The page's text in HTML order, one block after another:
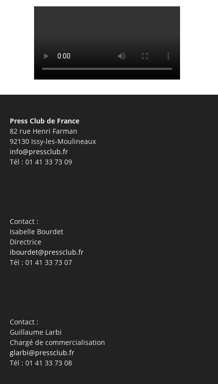
Press Club de France
82 rue Henri Farman
92130 Issy-les-Moulineaux
info@pressclub.fr
Tél : 01 41 33 73 09
Contact :
Isabelle Bourdet
Directrice
ibourdet@pressclub.fr
Tél : 01 41 33 73 07
Contact :
Guillaume Larbi
Chargé de commercialisation
glarbi@pressclub.fr
Tél : 01 41 33 73 08